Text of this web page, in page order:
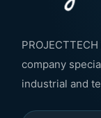
company
industrial and